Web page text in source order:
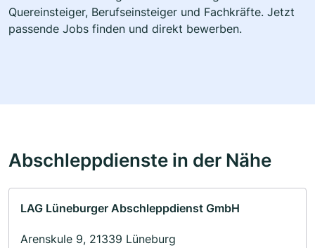
Quereinsteiger, Berufseinsteiger und Fachkräfte. Jetzt
passende Jobs finden und direkt bewerben.
Abschleppdienste in der Nähe
LAG Lüneburger Abschleppdienst GmbH
Arenskule 9, 21339 Lüneburg